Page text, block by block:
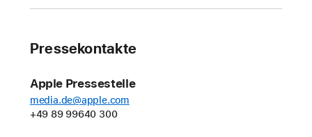
Fahrkarte
Apple
hinzufügen
und
mit
Pressekontakte
Apple Pressestelle
media.de@apple.com
+49 89 99640 300